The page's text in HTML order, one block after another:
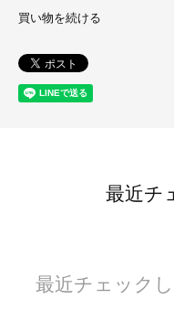
買い物を続ける
最近チ
最近チェック